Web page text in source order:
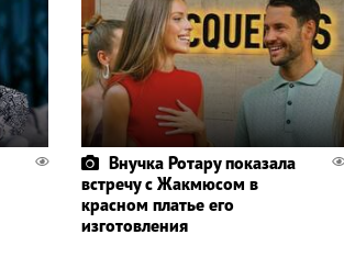
Внучка Ротару показала
встречу с Жакмюсом в
красном платье его
изготовления